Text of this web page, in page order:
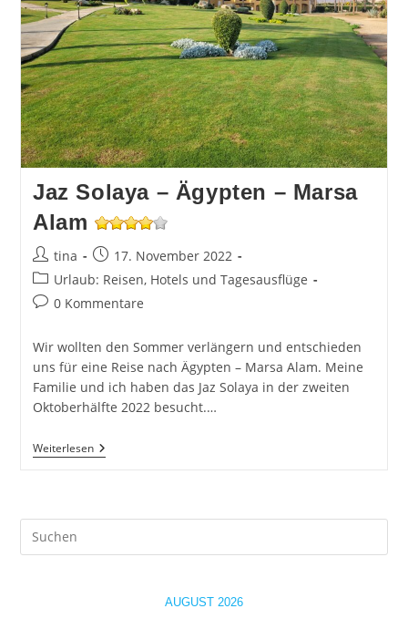
Jaz Solaya – Ägypten – Marsa
Alam
Beitrags-
Autor:
tina
Beitrag
veröffentlicht:
17. November 2022
Beitrags-
Kategorie:
Urlaub: Reisen, Hotels und Tagesausflüge
Beitrags-
0 Kommentare
Wir wollten den Sommer verlängern und entschieden
uns für eine Reise nach Ägypten – Marsa Alam. Meine
Familie und ich haben das Jaz Solaya in der zweiten
Oktoberhälfte 2022 besucht.…
WeiterlesenJaz
Solaya
Marsa
AUGUST 2026